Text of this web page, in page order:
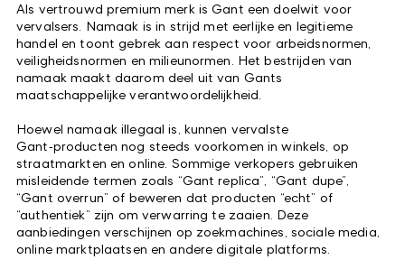
Als vertrouwd premium merk is Gant een doelwit voor
vervalsers. Namaak is in strijd met eerlijke en legitieme
handel en toont gebrek aan respect voor arbeidsnormen,
veiligheidsnormen en milieunormen. Het bestrijden van
namaak maakt daarom deel uit van Gants
maatschappelijke verantwoordelijkheid.
Hoewel namaak illegaal is, kunnen vervalste
Gant‑producten nog steeds voorkomen in winkels, op
straatmarkten en online. Sommige verkopers gebruiken
misleidende termen zoals “Gant replica”, “Gant dupe”,
“Gant overrun” of beweren dat producten “echt” of
“authentiek” zijn om verwarring te zaaien. Deze
aanbiedingen verschijnen op zoekmachines, sociale media,
online marktplaatsen en andere digitale platforms.